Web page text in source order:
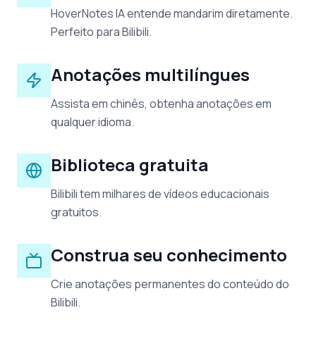
HoverNotes IA entende mandarim diretamente.
Perfeito para Bilibili.
Anotações multilíngues
Assista em chinês, obtenha anotações em
qualquer idioma.
Biblioteca gratuita
Bilibili tem milhares de vídeos educacionais
gratuitos.
Construa seu conhecimento
Crie anotações permanentes do conteúdo do
Bilibili.